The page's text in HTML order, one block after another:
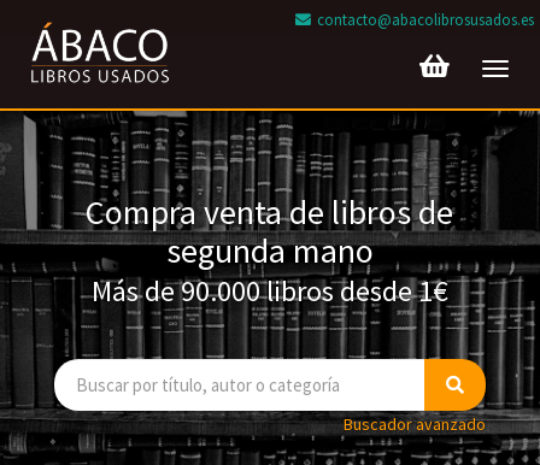
contacto@abacolibrosusados.es
Compra venta de libros de
segunda mano
Más de 90.000 libros desde 1€
Buscador avanzado